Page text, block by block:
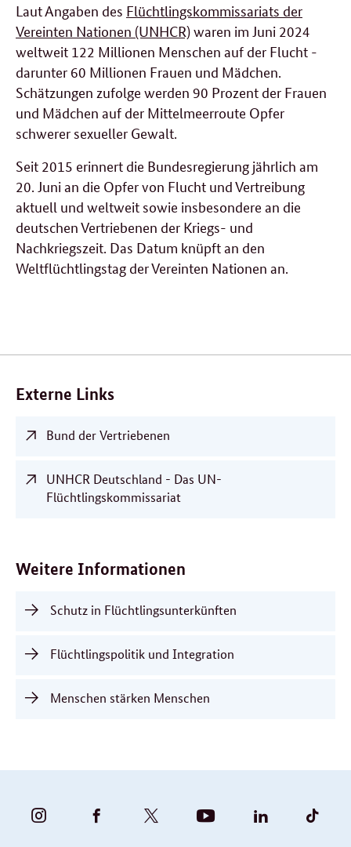
Laut Angaben des Flüchtlingskommissariats der
Vereinten Nationen (UNHCR)waren im Juni 2024
weltweit 122 Millionen Menschen auf der Flucht -
darunter 60 Millionen Frauen und Mädchen.
Schätzungen zufolge werden 90 Prozent der Frauen
und Mädchen auf der Mittelmeerroute Opfer
schwerer sexueller Gewalt.
Seit 2015 erinnert die Bundesregierung jährlich am
20. Juni an die Opfer von Flucht und Vertreibung
aktuell und weltweit sowie insbesondere an die
deutschen Vertriebenen der Kriegs- und
Nachkriegszeit. Das Datum knüpft an den
Weltflüchtlingstag der Vereinten Nationen an.
Externe Links
Bund der Vertriebenen
UNHCR Deutschland - Das UN-
Flüchtlingskommissariat
Weitere Informationen
Schutz in Flüchtlingsunterkünften
Flüchtlingspolitik und Integration
Menschen stärken Menschen
BUNDESFAMILIENMINISTERIUM
BUNDESFAMILIENMINISTERIUM
FAMILIENMINISTERIUM
BMBFSFJ
BMFSFJ